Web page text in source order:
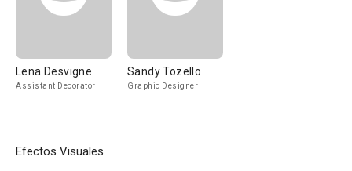
Lena Desvigne
Assistant Decorator
Sandy Tozello
Graphic Designer
Efectos Visuales